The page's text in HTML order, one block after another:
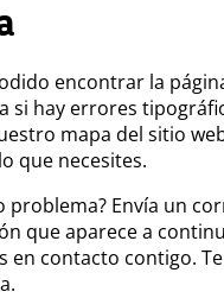
encontrar la
si hay errores
mapa del sitio
que necesites.
problema? Envía un
que aparece a
en contacto contigo.